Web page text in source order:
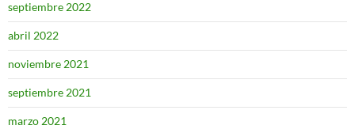
septiembre 2022
abril 2022
noviembre 2021
septiembre 2021
marzo 2021